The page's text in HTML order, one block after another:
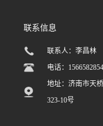
联系信息
联系人：李昌林
电话：
地址：济南市天
323-10号